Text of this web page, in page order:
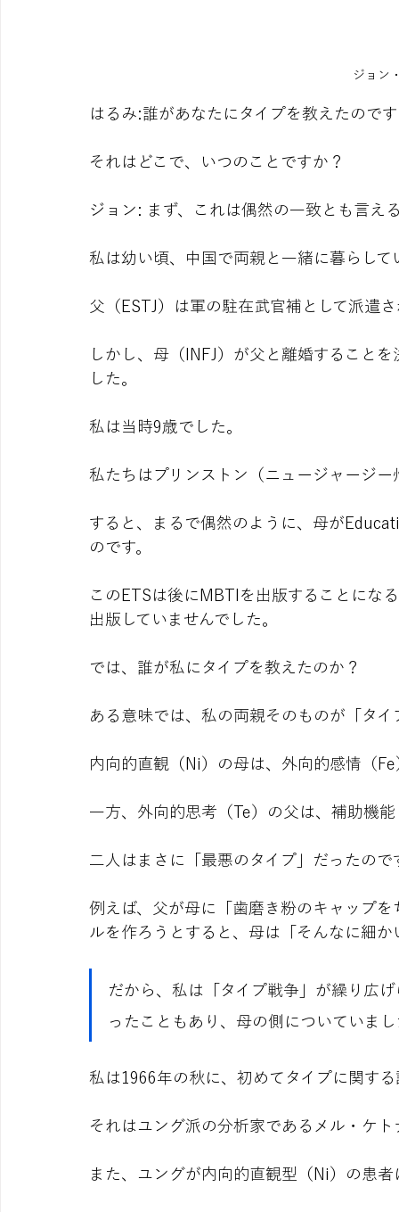
ジョン
はるみ:誰があなたにタイプを教えたので
それはどこで、いつのことですか？
ジョン: まず、これは偶然の一致とも言え
私は幼い頃、中国で両親と一緒に暮らして
父（ESTJ）は軍の駐在武官補として派遣
しかし、母（INFJ）が父と離婚すること
した。
私は当時9歳でした。
私たちはプリンストン（ニュージャージ
すると、まるで偶然のように、母が
のです。
このETSは後にMBTIを出版することにな
出版していませんでした。
では、誰が私にタイプを教えたのか？
ある意味では、私の両親そのものが「タ
内向的直観（Ni）の母は、外向的感情（
一方、外向的思考（Te）の父は、補助機
二人はまさに「最悪のタイプ」だったので
例えば、父が母に「歯磨き粉のキャップ
ルを作ろうとすると、母は「そんなに細
だから、私は「タイプ戦争」が繰り広
ったこともあり、母の側についていま
私は1966年の秋に、初めてタイプに関す
それはユング派の分析家であるメル・ケ
また、ユングが内向的直観型（Ni）の患